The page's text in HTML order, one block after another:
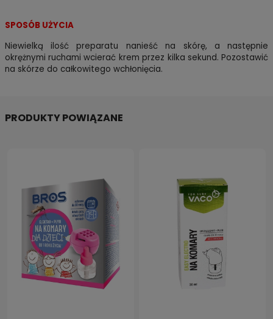
SPOSÓB UŻYCIA
Niewielką ilość preparatu nanieść na skórę, a następnie
okrężnymi ruchami wcierać krem przez kilka sekund. Pozostawić
na skórze do całkowitego wchłonięcia.
PRODUKTY POWIĄZANE